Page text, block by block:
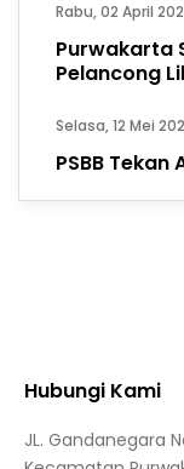
Rabu, 02 April
Purwakarta
Pelancong
Selasa, 12 Mei
PSBB
Hubungi Kami
JL. Gandanegara